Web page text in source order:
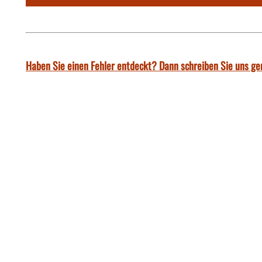
Haben Sie einen Fehler entdeckt? Dann schreiben Sie uns